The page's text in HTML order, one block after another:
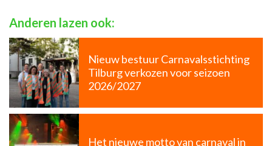
Anderen lazen ook:
Nieuw bestuur Carnavalsstichting
Tilburg verkozen voor seizoen
2026/2027
Het nieuwe motto van carnaval in